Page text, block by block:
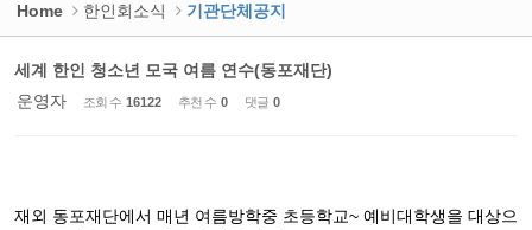
Home 한인회소식 기관단체공지
세계 한인 청소년 모국 여름 연수(동포재단)
운영자
조회 수 16122 추천 수 0 댓글 0
재외 동포재단에서 매년 여름방학중 초등학교~ 예비대학생을 대상으